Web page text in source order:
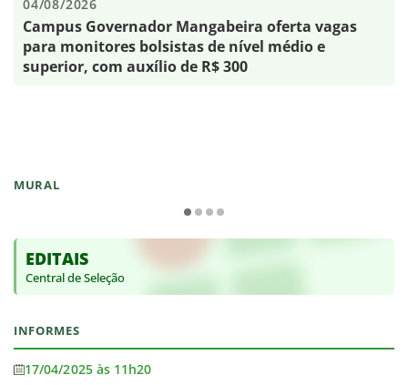
MURAL
EDITAIS
Central de Seleção
INFORMES
17/04/2025 às 11h20
04/08/2026
Campus Governador Mangabeira oferta vagas
para monitores bolsistas de nível médio e
superior, com auxílio de R$ 300